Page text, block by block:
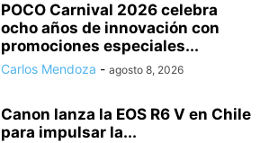
POCO Carnival 2026 celebra
ocho años de innovación con
promociones especiales...
Carlos Mendoza - agosto 8, 2026
Canon lanza la EOS R6 V en Chile
para impulsar la...